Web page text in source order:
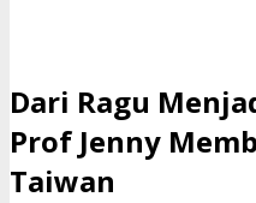
​Dari Ragu
Prof Jenny
Taiwan